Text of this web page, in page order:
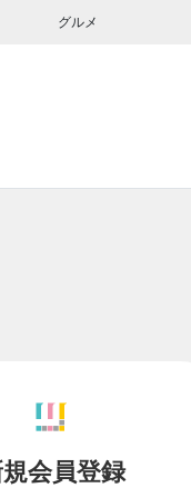
グルメ
会員登録